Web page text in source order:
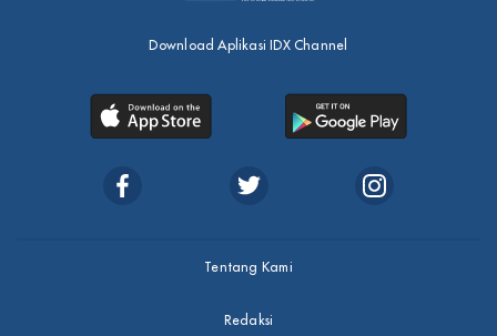
Download Aplikasi IDX Channel
Tentang Kami
Redaksi